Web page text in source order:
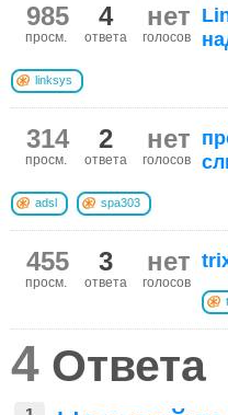
нет
голосов
4
ответа
985
просм.
linksys
нет
голосов
2
ответа
314
просм.
adsl spa303
нет
голосов
3
ответа
455
просм.
4 Ответа